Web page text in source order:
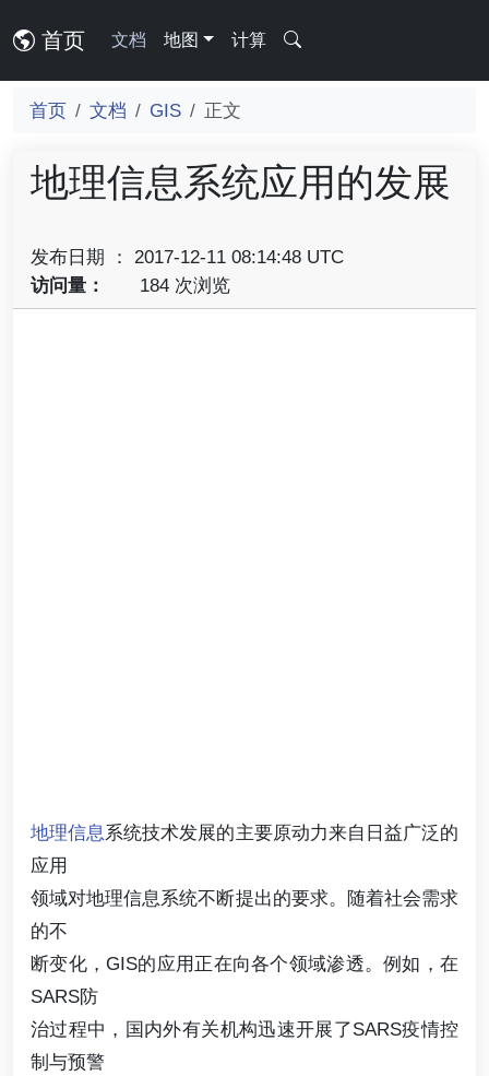
首页 文档 地图 计算
首页 文档 GIS 正文
地理信息系统应用的发展
发布日期 ： 2017-12-11 08:14:48 UTC
访问量：
184 次浏览
地理信息系统技术发展的主要原动力来自日益广泛的
应用
领域对地理信息系统不断提出的要求。随着社会需求
的不
断变化，GIS的应用正在向各个领域渗透。例如，在
SARS防
治过程中，国内外有关机构迅速开展了SARS疫情控
制与预警